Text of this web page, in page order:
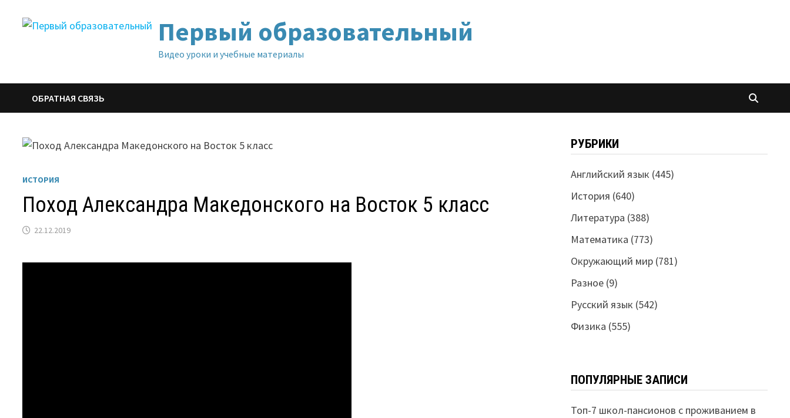
Первый образовательный
Видео уроки и учебные материалы
ОБРАТНАЯ СВЯЗЬ
ИСТОРИЯ
Поход Александра Македонского на Восток 5 класс
22.12.2019
РУБРИКИ
Английский язык (445)
История (640)
Литература (388)
Математика (773)
Окружающий мир(781)
Разное(9)
Русский язык (542)
Физика (555)
ПОПУЛЯРНЫЕ ЗАПИСИ
Топ-7 школ-пансионов с проживанием в